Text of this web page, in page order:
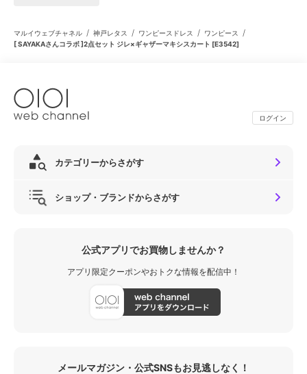
マルイウェブチャネル / 神戸レタス / ワンピースドレス / ワンピース /
[ SAYAKAさんコラボ ]2点セット ジレ×ギャザーマキシスカート [E3542]
ログイン
カテゴリーからさがす
ショップ・ブランドからさがす
公式アプリでお買物しませんか？
アプリ限定クーポンやおトクな情報を配信中！
メールマガジン・公式SNSもお見逃しなく！